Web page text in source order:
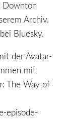
Downton
Archiv.
Bluesky.
der Avatar-
mit
The Way of
episode-